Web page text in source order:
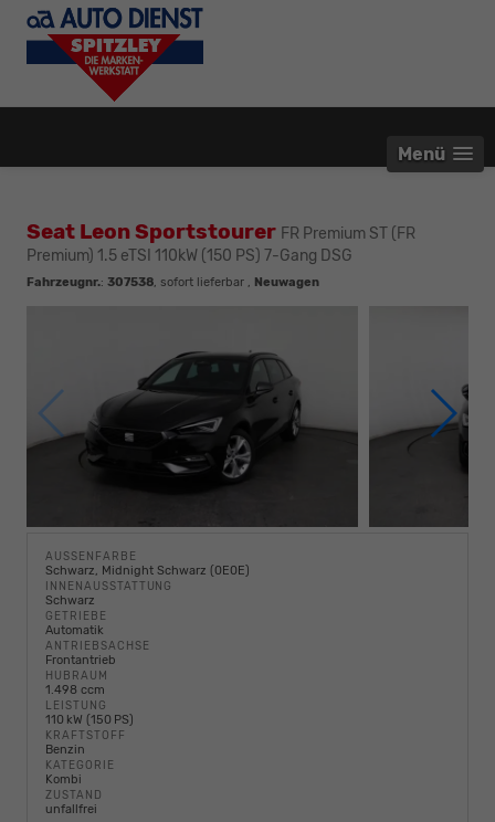
Menü
Seat Leon Sportstourer FR Premium ST (FR
Premium) 1.5 eTSI 110kW (150 PS) 7-Gang DSG
Fahrzeugnr.: 307538, sofort lieferbar , Neuwagen
AUSSENFARBE
Schwarz, Midnight Schwarz (0E0E)
INNENAUSSTATTUNG
Schwarz
GETRIEBE
Automatik
ANTRIEBSACHSE
Frontantrieb
HUBRAUM
1.498 ccm
LEISTUNG
110 kW (150 PS)
KRAFTSTOFF
Benzin
KATEGORIE
Kombi
ZUSTAND
unfallfrei